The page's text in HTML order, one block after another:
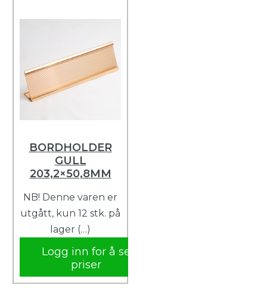
BORDHOLDER
GULL
203,2×50,8MM
NB! Denne varen er
utgått, kun 12 stk. på
lager (…)
Logg inn for å se
priser